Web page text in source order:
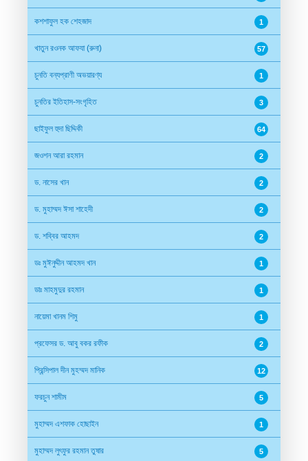
কশশাফুল হক শেহজাদ 1
খাতুন রওনক আফযা (রুনা) 57
চুনতি বন্যপ্রাণী অভয়ারণ্য 1
চুনতির ইতিহাস-সংগৃহিত 3
ছাইফুল হুদা ছিদ্দিকী 64
জওশন আরা রহমান 2
ড. নাসের খান 2
ড. মুহাম্মদ ঈসা শাহেদী 2
ড. শব্বির আহমদ 2
ডঃ মুঈনুদ্দীন আহমদ খান 1
ডাঃ মাহমুদুর রহমান 1
নায়েমা খানম শিমু 1
প্রফেসর ড. আবু বকর রফীক 2
প্রিন্সিপাল দীন মুহম্মদ মানিক 12
ফরচুন শামীম 5
মুহাম্মদ এশফাক হোছাইন 1
মুহাম্মদ লুৎফুর রহমান তুষার 5